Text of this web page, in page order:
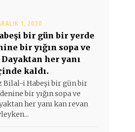
1, 2020
bir gün bir yerde
bir yığın sopa ve
her yanı
kaldı.
Bilal-i Habeşi bir gün bir
bir yığın sopa ve
her yanı kan revan